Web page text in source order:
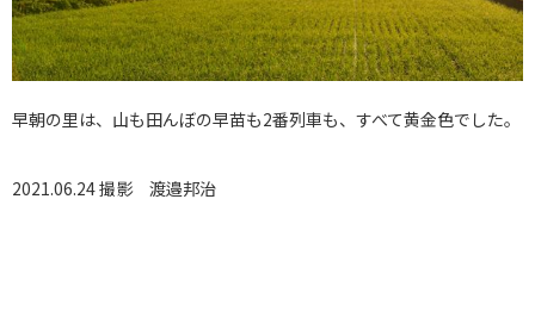
早朝の里は、山も田んぼの早苗も2番列車も、すべて黄金色でした。
2021.06.24 撮影 渡邉邦治